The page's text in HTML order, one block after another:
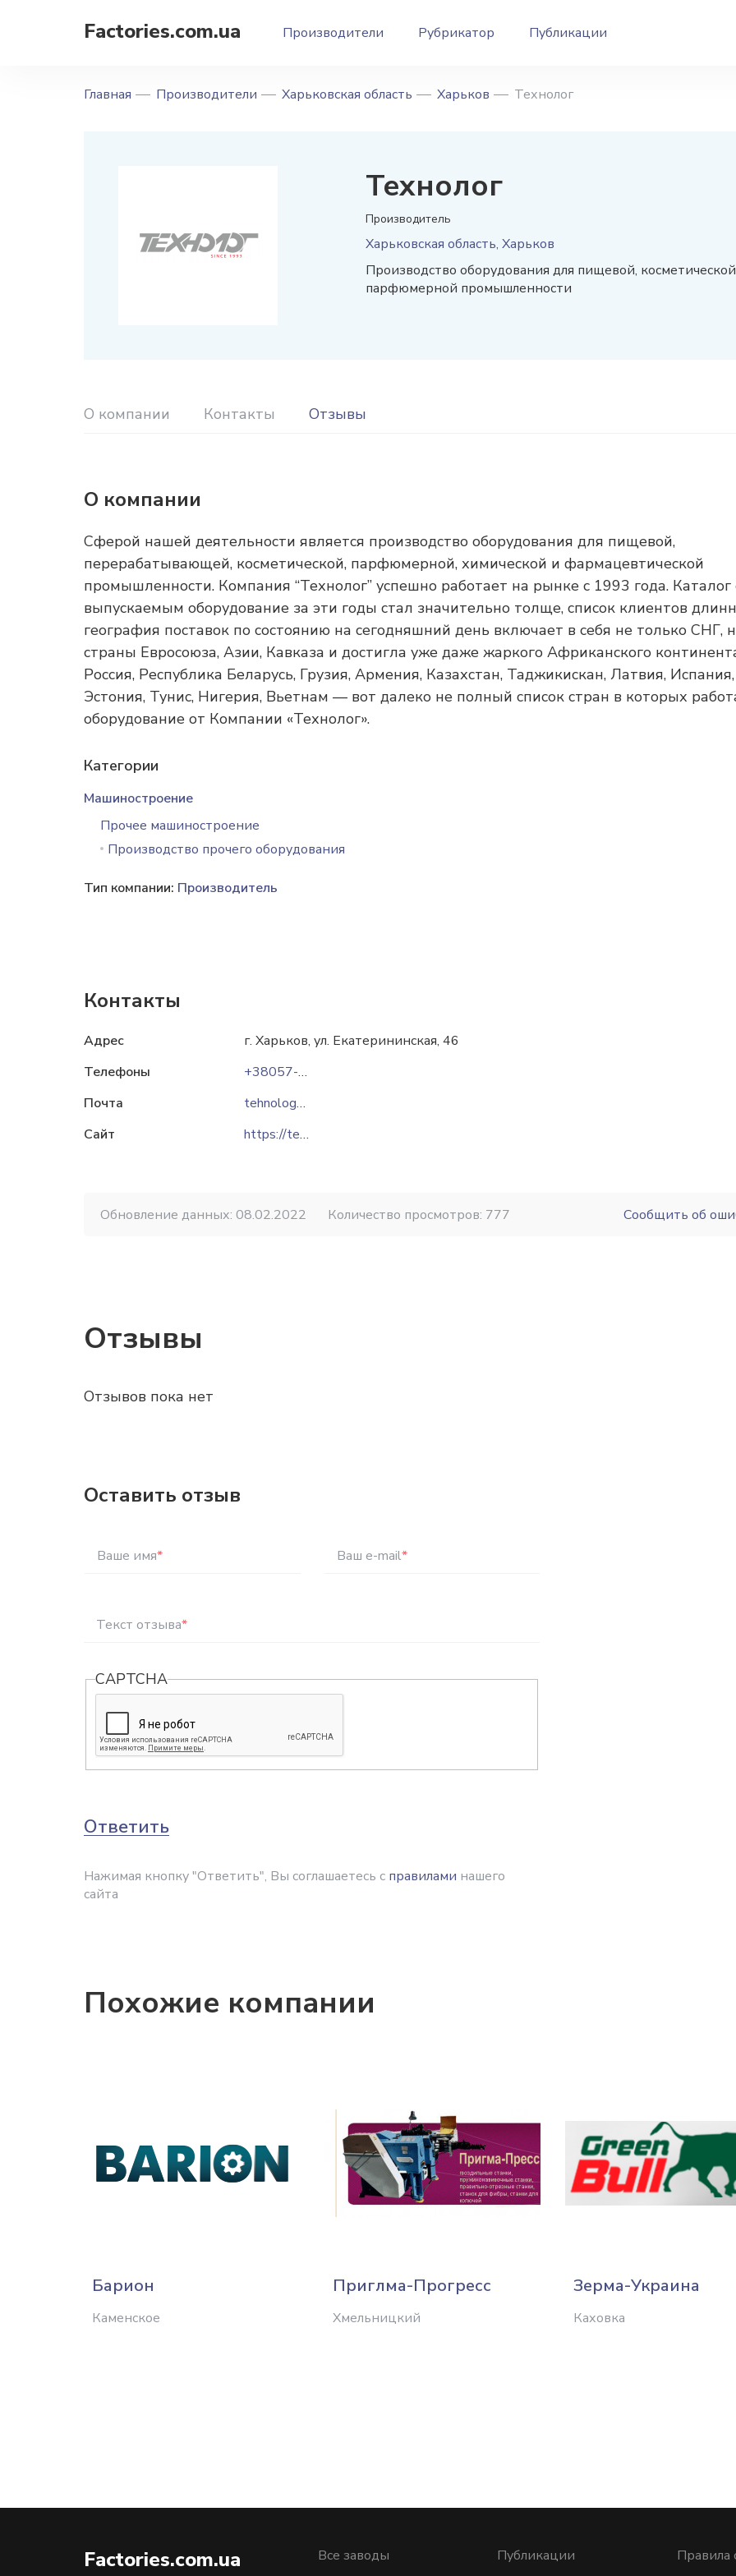
Factories.com.ua Производители Рубрикатор Публикации
Главная Производители Харьковская область Харьков Технолог
Технолог
Производитель
Харьковская область, Харьков
Производство оборудования для пищевой,
парфюмерной промышленности
О компании Контакты Отзывы
О компании
Сферой нашей деятельности является производство оборудования для пищевой,
перерабатывающей, косметической, парфюмерной, химической и фармацевтической
промышленности. Компания “Технолог” успешно работает на рынке с 1993 года. Каталог
выпускаемым оборудование за эти годы стал значительно толще, список клиентов
география поставок по состоянию на сегодняшний день включает в себя не только СНГ,
страны Евросоюза, Азии, Кавказа и достигла уже даже жаркого Африканского
Россия, Республика Беларусь, Грузия, Армения, Казахстан, Таджикискан, Латвия, Испания,
Эстония, Тунис, Нигерия, Вьетнам — вот далеко не полный список стран в которых
оборудование от Компании «Технолог».
Категории
Машиностроение
Прочее машиностроение
Производство прочего оборудования
Тип компании: Производитель
Контакты
Адрес
г. Харьков, ул. Екатерининская, 46
Телефоны
+38057-733-34-32
Почта
tehnolog03@gmail.com
Сайт
https://tehnolog.com.ua
Обновление данных: 08.02.2022 Количество просмотров: 777 Сообщить об
Отзывы
Отзывов пока нет
Оставить отзыв
Ваше имя* Ваш e-mail*
Текст отзыва*
CAPTCHA
Ответить
Нажимая кнопку "Ответить", Вы соглашаетесь с правилами нашего
сайта
Похожие компании
Барион
Каменское
Приглма-Прогресс
Хмельницкий
Зерма-Украина
Каховка
Factories.com.ua Все заводы Публикации Правила